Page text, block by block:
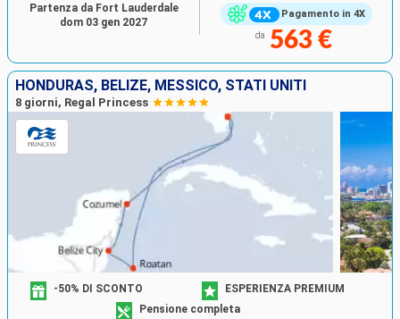
Pagamento in 4X
da 563 €
Partenza da Fort Lauderdale
dom 03 gen 2027
HONDURAS, BELIZE, MESSICO, STATI UNITI
8 giorni, Regal Princess
-50% DI SCONTO
ESPERIENZA PREMIUM
Pensione completa